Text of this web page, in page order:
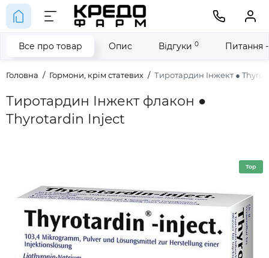
Головна Гормони, крім статевих Тиротардин Інжект ●
Тиротардин Інжект флакон ●
Thyrotardin Inject
Все про товар Опис Відгуки 0 Питання
Top